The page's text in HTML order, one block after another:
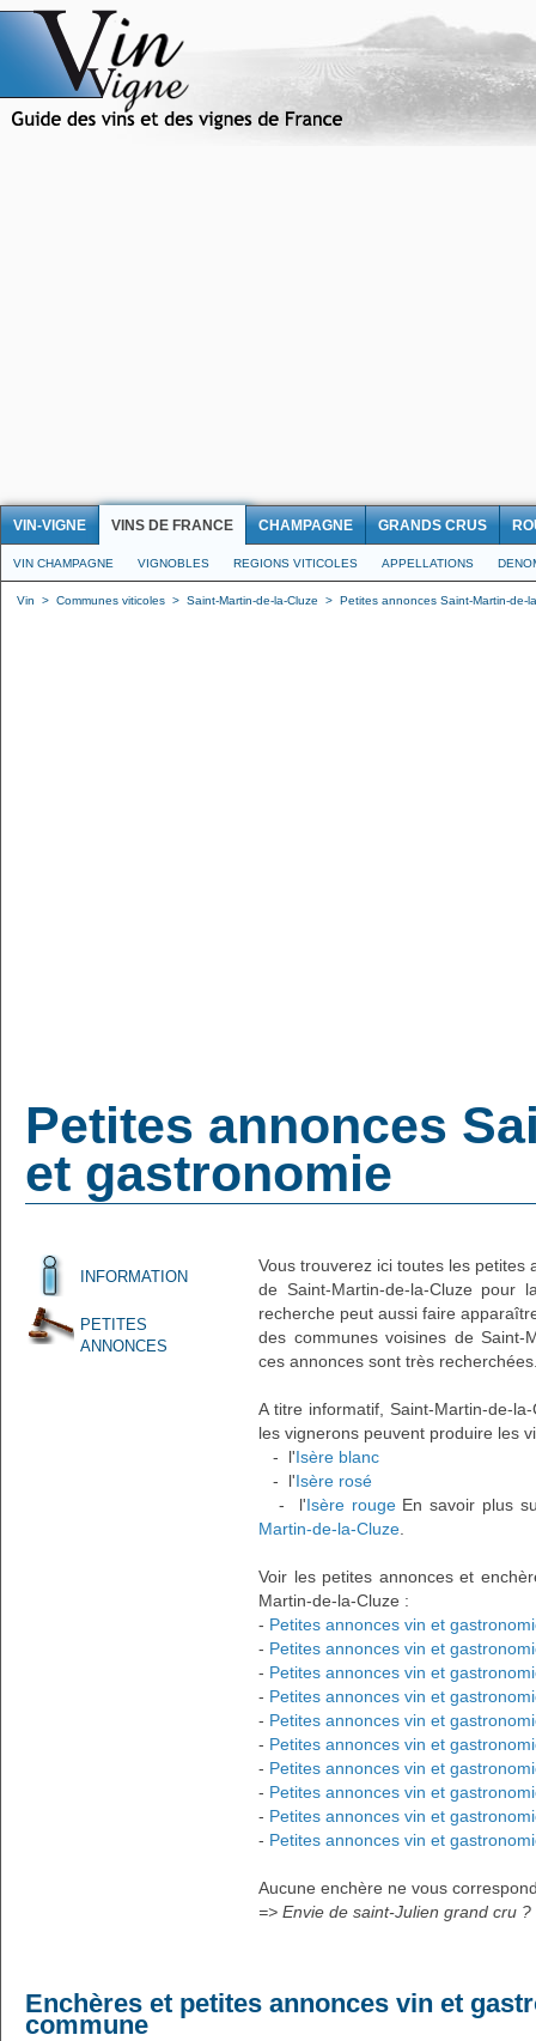
VIN-VIGNE VINS DE FRANCE CHAMPAGNE GRANDS CRUS
VIN CHAMPAGNE VIGNOBLES REGIONS VITICOLES APPELLATIONS
Vin > Communes viticoles > Saint-Martin-de-la-Cluze > Petites annonces Saint-Martin-de-
Petites annonces
et gastronomie
INFORMATION
PETITES
ANNONCES
Vous trouverez ici toutes les
de Saint-Martin-de-la-Cluze pour
recherche peut aussi faire
des communes voisines de Saint-
ces annonces sont très
A titre informatif, Saint-Martin-de-
les vignerons peuvent produire les
- l'Isère blanc
- l'Isère rosé
- l'Isère rougeEn savoir plus
Martin-de-la-Cluze
Voir les petites annonces et
Martin-de-la-Cluze :
- Petites annonces vin et
- Petites annonces vin et
- Petites annonces vin et
- Petites annonces vin et
- Petites annonces vin et
- Petites annonces vin et
- Petites annonces vin et
- Petites annonces vin et
- Petites annonces vin et
- Petites annonces vin et
Aucune enchère ne vous
=> Envie de saint-Julien grand cru
Enchères et petites annonces vin et
commune